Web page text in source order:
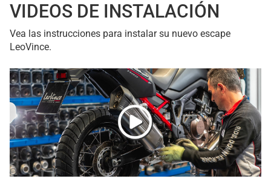
VIDEOS DE INSTALACIÓN
Vea las instrucciones para instalar su nuevo escape
LeoVince.